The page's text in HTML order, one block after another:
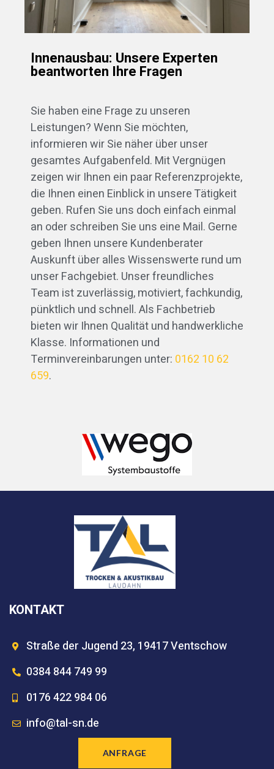
Innenausbau: Unsere Experten
beantworten Ihre Fragen
Sie haben eine Frage zu unseren
Leistungen? Wenn Sie möchten,
informieren wir Sie näher über unser
gesamtes Aufgabenfeld. Mit Vergnügen
zeigen wir Ihnen ein paar Referenzprojekte,
die Ihnen einen Einblick in unsere Tätigkeit
geben. Rufen Sie uns doch einfach einmal
an oder schreiben Sie uns eine Mail. Gerne
geben Ihnen unsere Kundenberater
Auskunft über alles Wissenswerte rund um
unser Fachgebiet. Unser freundliches
Team ist zuverlässig, motiviert, fachkundig,
pünktlich und schnell. Als Fachbetrieb
bieten wir Ihnen Qualität und handwerkliche
Klasse. Informationen und
Terminvereinbarungen unter: 0162 10 62
659.
KONTAKT
Straße der Jugend 23, 19417 Ventschow
0384 844 749 99
0176 422 984 06
info@tal-sn.de
ANFRAGE